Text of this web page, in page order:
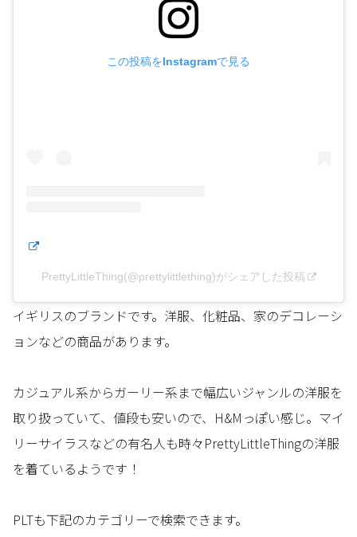
この投稿をInstagramで見る
PrettyLittleThing(@prettylittlething)がシェアした投稿
イギリスのブランドです。洋服、化粧品、家のデコレーシ
ョンなどの商品があります。
カジュアル系からガーリー系まで幅広いジャンルの洋服を
取り扱っていて、値段も安いので、H&Mっぽい感じ。マイ
リーサイラスなどの有名人も時々PrettyLittleThingの洋服
を着ているようです！
PLTも下記のカテゴリーで検索できます。